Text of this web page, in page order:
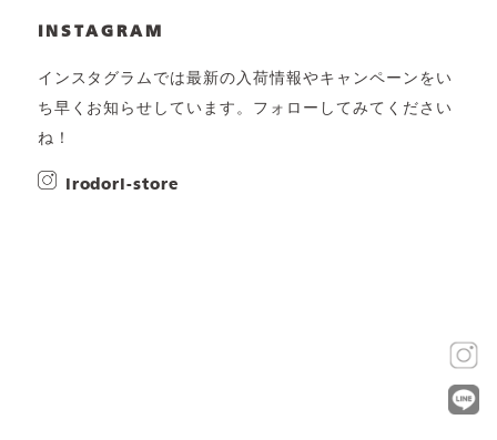
INSTAGRAM
インスタグラムでは最新の入荷情報やキャンペーンをい
ち早くお知らせしています。フォローしてみてください
ね！
irodori-store